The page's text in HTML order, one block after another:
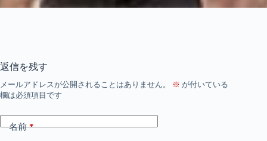
返信を残す
メールアドレスが公開されることはありません。 ※ が付いている
欄は必須項目です
名前*